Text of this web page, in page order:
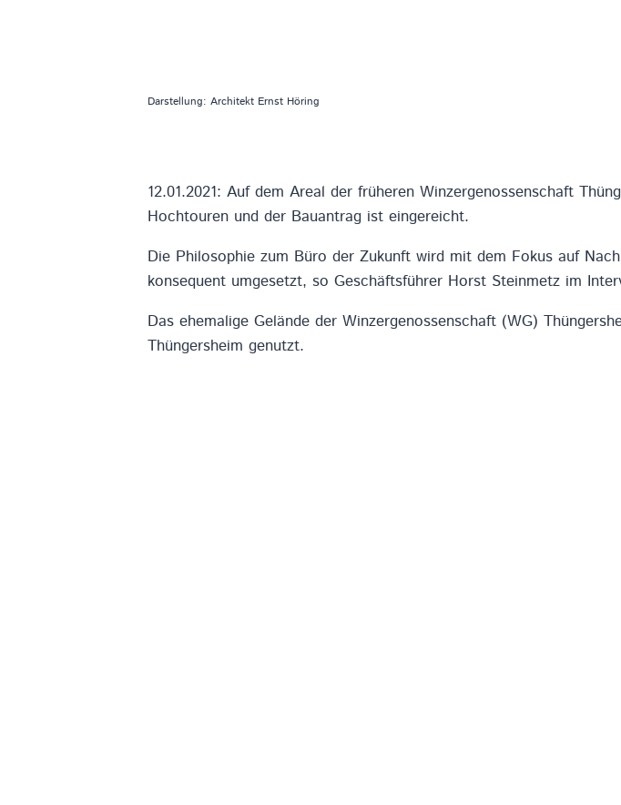
Darstellung: Architekt Ernst Höring
12.01.2021: Auf dem Areal der früheren Winzergenossenschaft
Hochtouren und der Bauantrag ist eingereicht.
Die Philosophie zum Büro der Zukunft wird mit dem Fokus auf
konsequent umgesetzt, so Geschäftsführer Horst Steinmetz im
Das ehemalige Gelände der Winzergenossenschaft (WG)
Thüngersheim genutzt.